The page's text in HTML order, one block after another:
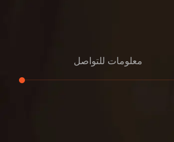
معلومات للتواصل